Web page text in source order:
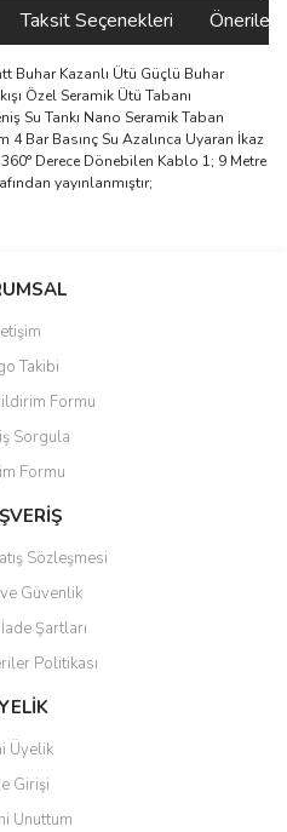
Taksit Seçenekleri
Buhar Kazanlı Ütü Güçlü Buhar
Özel Seramik Ütü Tabanı
Su Tankı Nano Seramik Taban
Bar Basınç Su Azalınca Uyaran İkaz
Derece Dönebilen Kablo 1; 9 Metre
yayınlanmıştır;
siz yapın!
görüntülenemiyor.
bulunuyor.
pahalı.
olmalı.
Takibi
Formu
Sorgula
Formu
Sözleşmesi
Güvenlik
Şartları
Politikası
Üyelik
Girişi
Unuttum